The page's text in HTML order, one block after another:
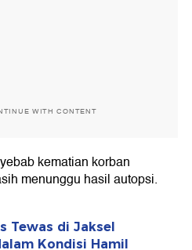
WITH CONTENT
kematian korban
menunggu hasil autopsi.
Tewas di Jaksel
Kondisi Hamil